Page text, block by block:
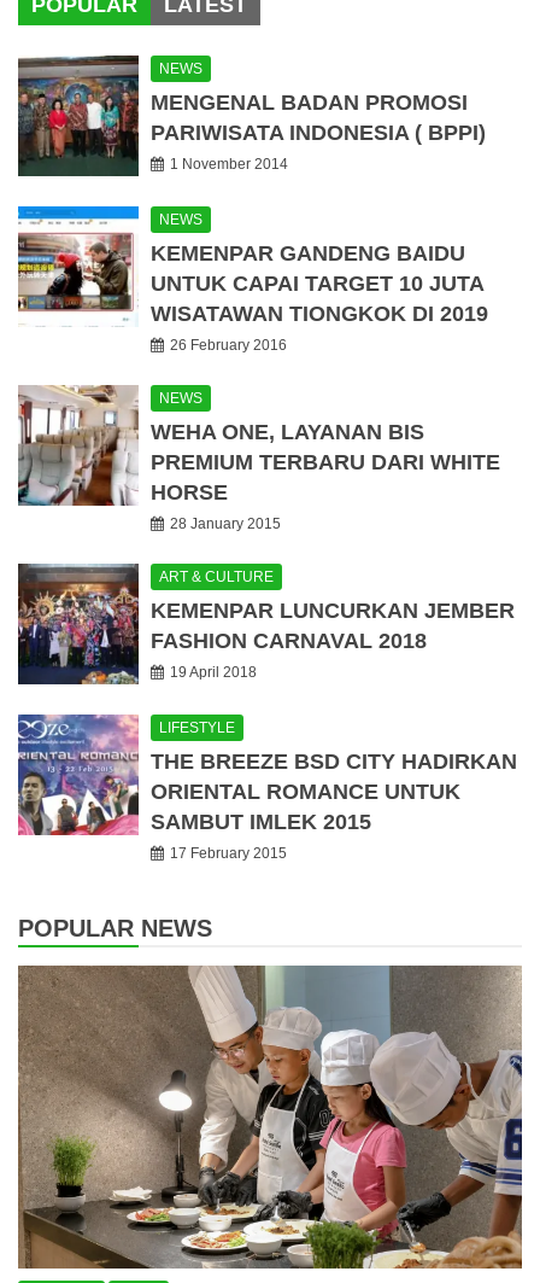
POPULAR LATEST
NEWS
MENGENAL BADAN PROMOSI
PARIWISATA INDONESIA ( BPPI)
1 November 2014
NEWS
KEMENPAR GANDENG BAIDU
UNTUK CAPAI TARGET 10 JUTA
WISATAWAN TIONGKOK DI 2019
26 February 2016
NEWS
WEHA ONE, LAYANAN BIS
PREMIUM TERBARU DARI WHITE
HORSE
28 January 2015
ART & CULTURE
KEMENPAR LUNCURKAN JEMBER
FASHION CARNAVAL 2018
19 April 2018
LIFESTYLE
THE BREEZE BSD CITY HADIRKAN
ORIENTAL ROMANCE UNTUK
SAMBUT IMLEK 2015
17 February 2015
POPULAR NEWS